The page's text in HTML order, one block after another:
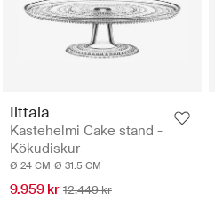
Iittala
Kastehelmi Cake stand -
Kökudiskur
Ø 24 CM Ø 31.5 CM
9.959 kr 12.449 kr